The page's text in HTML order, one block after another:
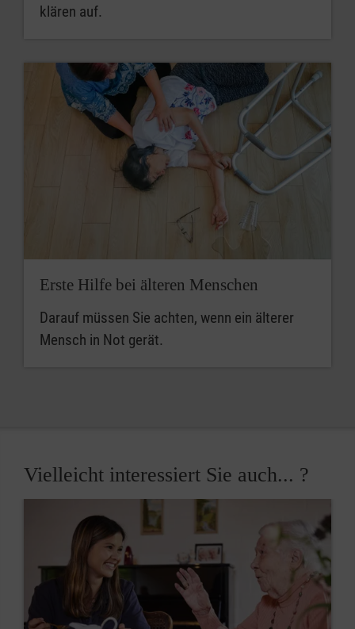
klären auf.
Erste Hilfe bei älteren Menschen
Darauf müssen Sie achten, wenn ein älterer
Mensch in Not gerät.
Vielleicht interessiert Sie auch... ?